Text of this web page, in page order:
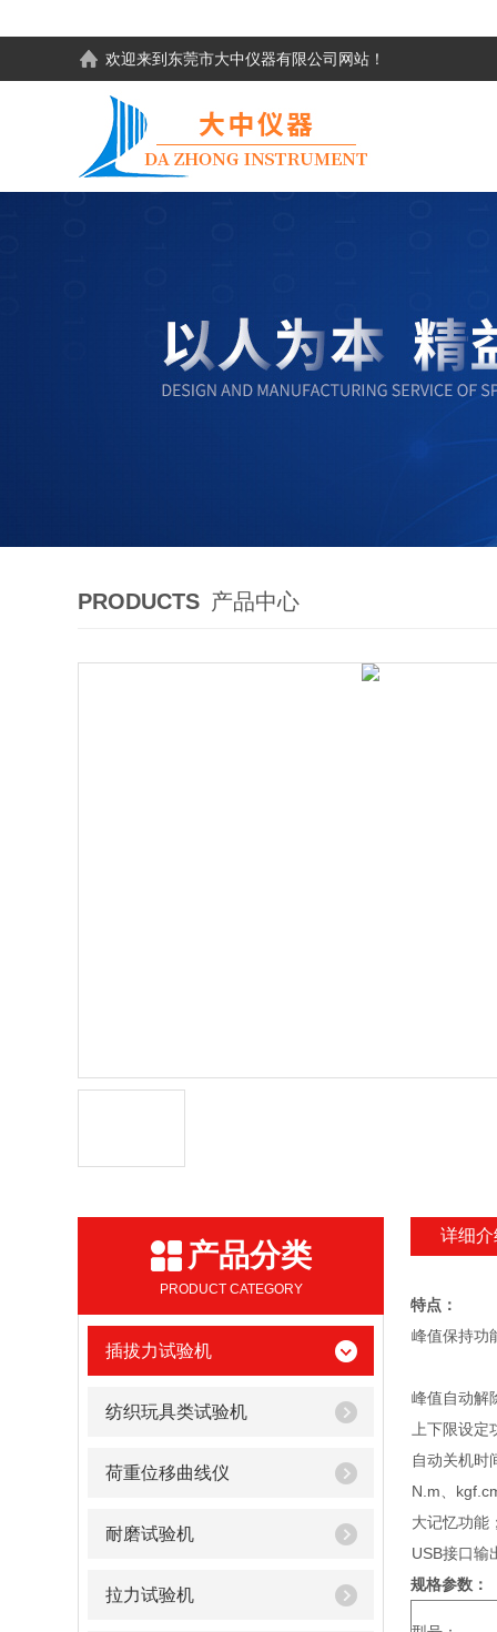
欢迎来到东莞市大中仪器有限公司网站！
PRODUCTS 产品中心
产品分类
PRODUCT CATEGORY
插拔力试验机
纺织玩具类试验机
荷重位移曲线仪
耐磨试验机
拉力试验机
详细介
特点：
峰值保持功
峰值自动解
上下限设定
自动关机时
N.m、
大记忆功能
USB接口输
规格参数：